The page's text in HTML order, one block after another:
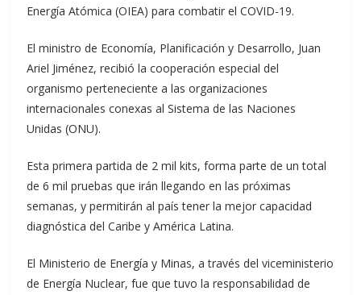
Energía Atómica (OIEA) para combatir el COVID-19.
El ministro de Economía, Planificación y Desarrollo, Juan
Ariel Jiménez, recibió la cooperación especial del
organismo perteneciente a las organizaciones
internacionales conexas al Sistema de las Naciones
Unidas (ONU).
Esta primera partida de 2 mil kits, forma parte de un total
de 6 mil pruebas que irán llegando en las próximas
semanas, y permitirán al país tener la mejor capacidad
diagnóstica del Caribe y América Latina.
El Ministerio de Energía y Minas, a través del viceministerio
de Energía Nuclear, fue que tuvo la responsabilidad de